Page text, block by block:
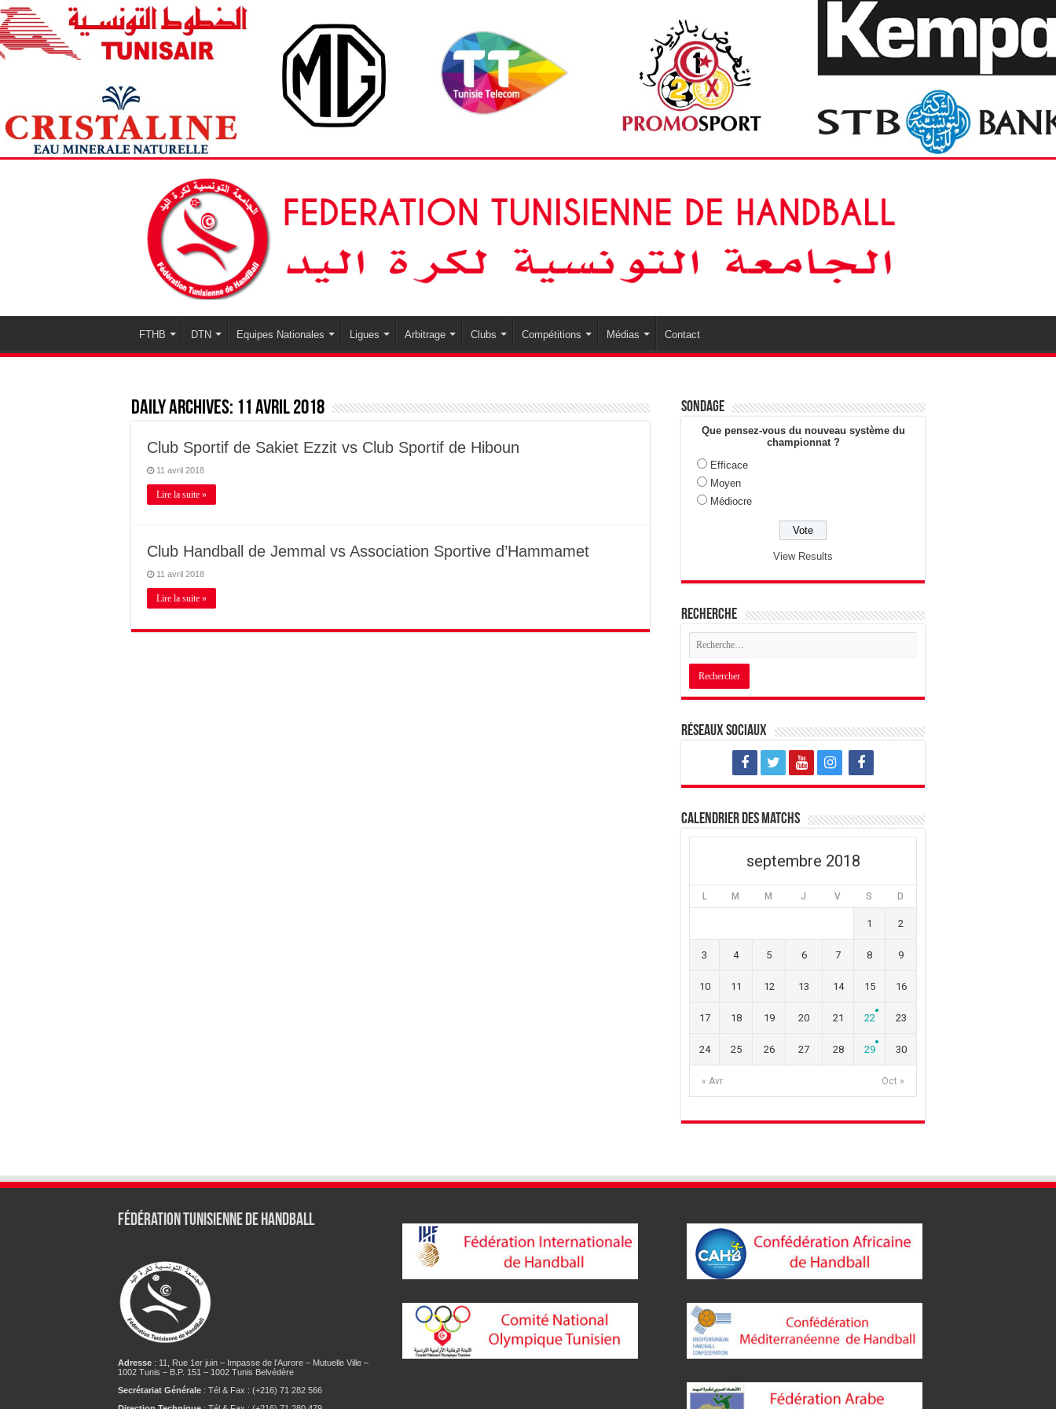
FTHB DTN Equipes Nationales Ligues Arbitrage Clubs Compétitions Médias Contact
Daily Archives: 11 avril 2018
Club Sportif de Sakiet Ezzit vs Club Sportif de Hiboun
11 avril 2018
Lire la suite »
Club Handball de Jemmal vs Association Sportive d’Hammamet
11 avril 2018
Lire la suite »
Sondage
Que pensez-vous du nouveau système du
championnat ?
Efficace
Moyen
Médiocre
View Results
Recherche
Réseaux sociaux
Calendrier des matchs
septembre 2018
L M M J V S D
« Avr Oct »
1 2
3 4 5 6 7 8 9
10 11 12 13 14 15 16
17 18 19 20 21 22 23
24 25 26 27 28 29 30
Fédération tunisienne de Handball
Adresse: 11, Rue 1er juin – Impasse de l’Aurore – Mutuelle Ville –
1002 Tunis – B.P. 151 – 1002 Tunis Belvédère
Secrétariat Générale: Tél & Fax : (+216) 71 282 566